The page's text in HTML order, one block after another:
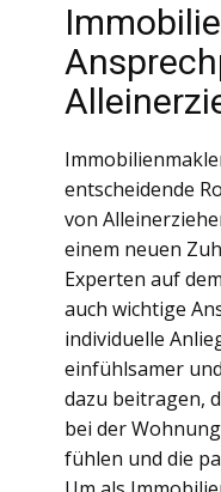
entscheidende
von
einem neuen
Experten auf
auch wichtige
individuelle
einfühlsamer
dazu beitragen,
bei der
fühlen und die